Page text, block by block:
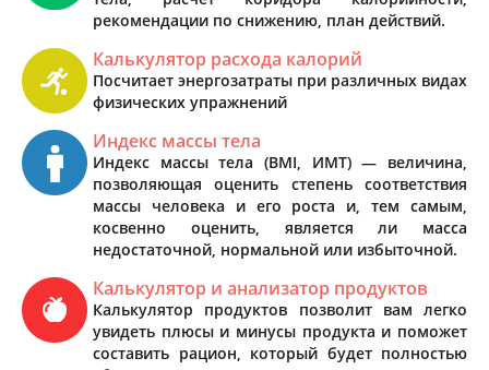
рекомендации по снижению, план действий.
Калькулятор расхода калорий
Посчитает энергозатраты при различных видах
физических упражнений
Индекс массы тела
Индекс массы тела (BMI, ИМТ) — величина,
позволяющая оценить степень соответствия
массы человека и его роста и, тем самым,
косвенно оценить, является ли масса
недостаточной, нормальной или избыточной.
Калькулятор и анализатор продуктов
Калькулятор продуктов позволит вам легко
увидеть плюсы и минусы продукта и поможет
составить рацион, который будет полностью